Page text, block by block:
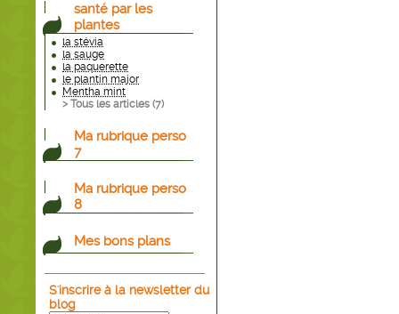
santé par les
plantes
la stévia
la sauge
la paquerette
le plantin major
Mentha mint
> Tous les articles (7)
Ma rubrique perso
7
Ma rubrique perso
8
Mes bons plans
S'inscrire à la newsletter du
blog